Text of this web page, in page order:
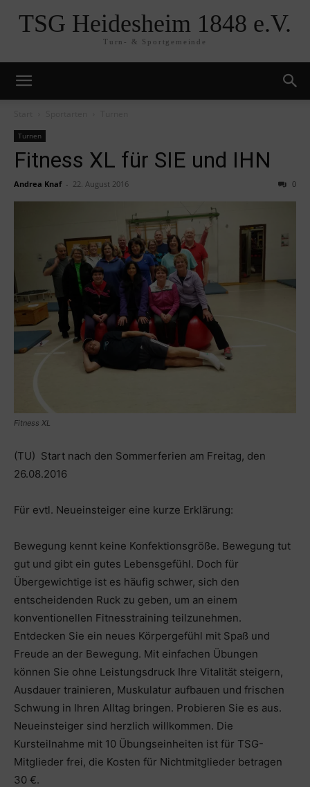
TSG Heidesheim 1848 e.V.
Turn- & Sportgemeinde
Turnen
Fitness XL für SIE und IHN
Andrea Knaf - 22. August 2016 0
Fitness XL
(TU) Start nach den Sommerferien am Freitag, den
26.08.2016
Für evtl. Neueinsteiger eine kurze Erklärung:
Bewegung kennt keine Konfektionsgröße. Bewegung tut
gut und gibt ein gutes Lebensgefühl. Doch für
Übergewichtige ist es häufig schwer, sich den
entscheidenden Ruck zu geben, um an einem
konventionellen Fitnesstraining teilzunehmen.
Entdecken Sie ein neues Körpergefühl mit Spaß und
Freude an der Bewegung. Mit einfachen Übungen
können Sie ohne Leistungsdruck Ihre Vitalität steigern,
Ausdauer trainieren, Muskulatur aufbauen und frischen
Schwung in Ihren Alltag bringen. Probieren Sie es aus.
Neueinsteiger sind herzlich willkommen. Die
Kursteilnahme mit 10 Übungseinheiten ist für TSG-
Mitglieder frei, die Kosten für Nichtmitglieder betragen
30 €.